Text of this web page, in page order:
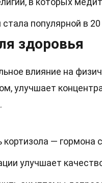
популярной в
здоровья
влияние на
улучшает
— гормона
улучшает